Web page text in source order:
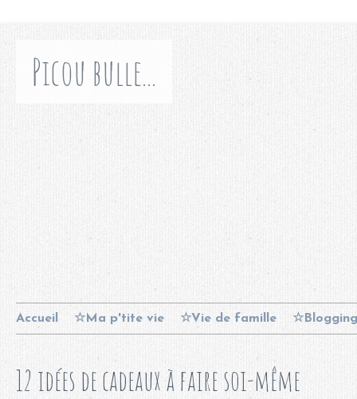
Picou bulle...
Accueil ☆Ma p'tite vie ☆Vie de famille ☆Blogging
12 idées de cadeaux à faire soi-même